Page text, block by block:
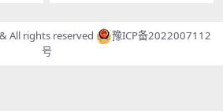
& All rights reserved
豫ICP备2022007112
号